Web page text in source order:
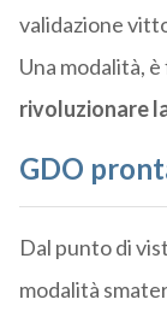
validazione
Una modalità,
rivoluzionare
GDO
Dal punto di
modalità